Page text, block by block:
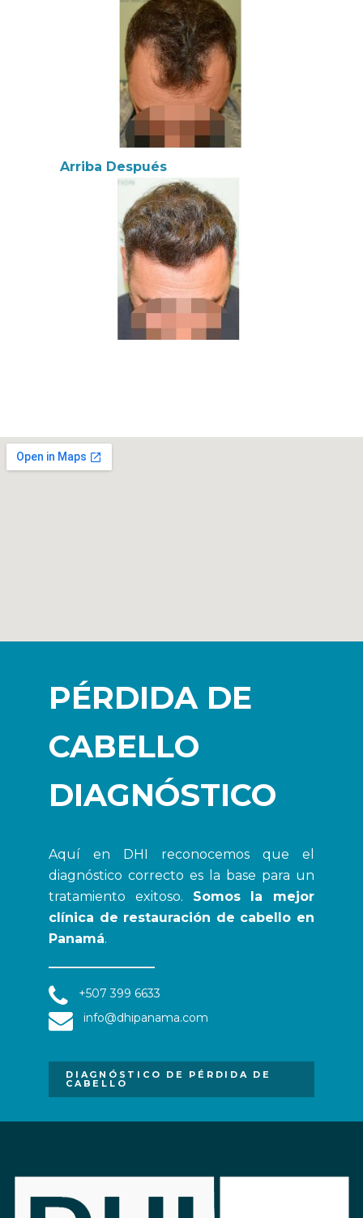
Arriba Después
PÉRDIDA DE
CABELLO
DIAGNÓSTICO
Aquí en DHI reconocemos que el
diagnóstico correcto es la base para un
tratamiento exitoso. Somos la mejor
clínica de restauración de cabello en
Panamá.
+507 399 6633
info@dhipanama.com
DIAGNÓSTICO DE PÉRDIDA DE
CABELLO